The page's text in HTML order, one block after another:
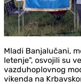
Mladi Banjalučani,
letenje", osvojili su
vazduhoplovnog
vikenda na